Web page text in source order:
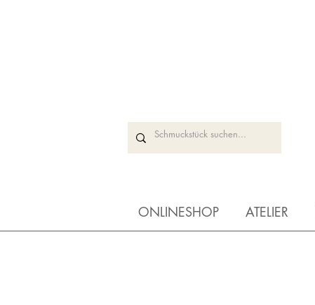
ONLINESHOP ATELIER